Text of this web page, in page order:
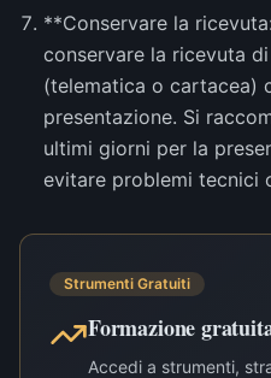
**Conservare la
conservare la ricevuta
(telematica o cartacea)
presentazione. Si
ultimi giorni per la
evitare problemi tecnici
Strumenti Gratuiti
Formazione
Accedi a strumenti,